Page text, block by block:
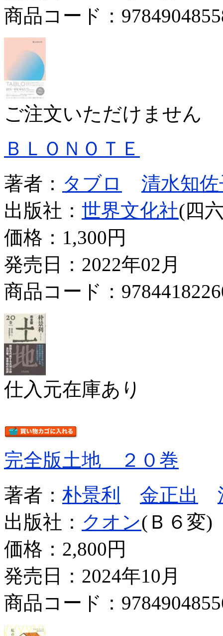
商品コード：
ご注文いただけません
ＢＬＯＮＯＴＥ
著者： タブロ
清水知
出版社： 世界文化社(四
価格： 1,300円
発売日：2022年02月
商品コード：
仕入元在庫あり
完全版土地 ２０巻
著者： 朴景利 金正出
出版社： クオン(Ｂ６変)
価格： 2,800円
発売日：2024年10月
商品コード：